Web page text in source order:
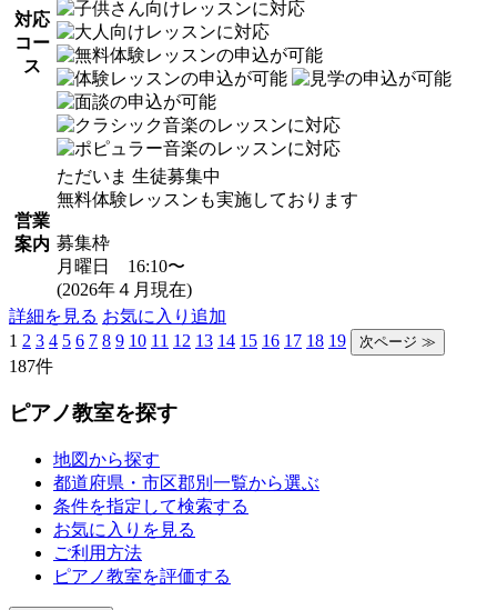
対応
コー
ス
営業
案内
ただいま 生徒募集中
無料体験レッスンも実施しております
募集枠
月曜日 16:10〜
(2026年４月現在)
詳細を見る お気に入り追加
1 2 3 4 5 6 7 8 9 10 11 12 13 14 15 16 17 18 19
187件
ピアノ教室を探す
地図から探す
都道府県・市区郡別一覧から選ぶ
条件を指定して検索する
お気に入りを見る
ご利用方法
ピアノ教室を評価する